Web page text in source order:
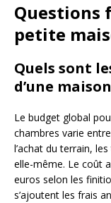
Questions
petite
Quels sont
d’une
Le budget global
chambres varie
l’achat du terrain,
elle-même. Le coût
euros selon les
s’ajoutent les frais